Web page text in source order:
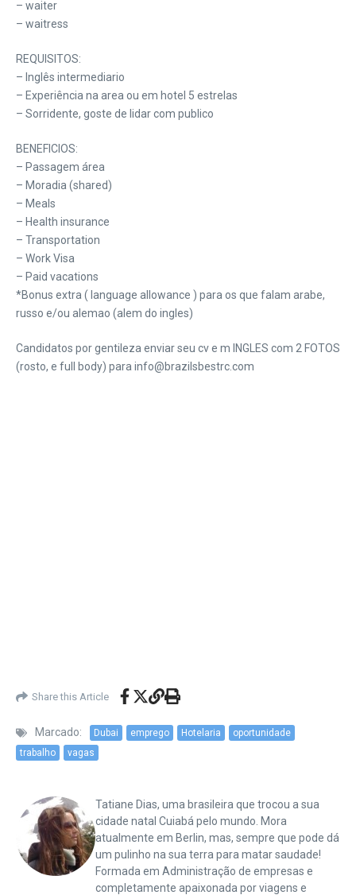
– waiter
– waitress
REQUISITOS:
– Inglês intermediario
– Experiência na area ou em hotel 5 estrelas
– Sorridente, goste de lidar com publico
BENEFICIOS:
– Passagem área
– Moradia (shared)
– Meals
– Health insurance
– Transportation
– Work Visa
– Paid vacations
*Bonus extra ( language allowance ) para os que falam arabe,
russo e/ou alemao (alem do ingles)
Candidatos por gentileza enviar seu cv e m INGLES com 2 FOTOS
(rosto, e full body) para info@brazilsbestrc.com
Share this Article
Marcado: Dubai emprego Hotelaria
oportunidade
trabalho
vagas
Tatiane Dias, uma brasileira que trocou a sua
cidade natal Cuiabá pelo mundo. Mora
atualmente em Berlin, mas, sempre que pode dá
um pulinho na sua terra para matar saudade!
Formada em Administração de empresas e
completamente apaixonada por viagens e